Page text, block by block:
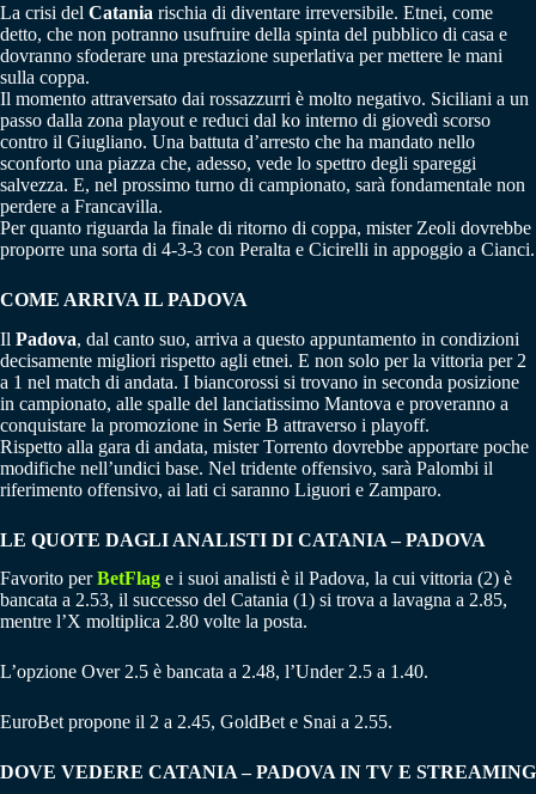
La crisi del Catania rischia di diventare irreversibile. Etnei, come
detto, che non potranno usufruire della spinta del pubblico di casa e
dovranno sfoderare una prestazione superlativa per mettere le mani
sulla coppa.
Il momento attraversato dai rossazzurri è molto negativo. Siciliani a un
passo dalla zona playout e reduci dal ko interno di giovedì scorso
contro il Giugliano. Una battuta d’arresto che ha mandato nello
sconforto una piazza che, adesso, vede lo spettro degli spareggi
salvezza. E, nel prossimo turno di campionato, sarà fondamentale non
perdere a Francavilla.
Per quanto riguarda la finale di ritorno di coppa, mister Zeoli dovrebbe
proporre una sorta di 4-3-3 con Peralta e Cicirelli in appoggio a Cianci.
COME ARRIVA IL PADOVA
Il Padova, dal canto suo, arriva a questo appuntamento in condizioni
decisamente migliori rispetto agli etnei. E non solo per la vittoria per 2
a 1 nel match di andata. I biancorossi si trovano in seconda posizione
in campionato, alle spalle del lanciatissimo Mantova e proveranno a
conquistare la promozione in Serie B attraverso i playoff.
Rispetto alla gara di andata, mister Torrento dovrebbe apportare poche
modifiche nell’undici base. Nel tridente offensivo, sarà Palombi il
riferimento offensivo, ai lati ci saranno Liguori e Zamparo.
LE QUOTE DAGLI ANALISTI DI CATANIA – PADOVA
Favorito perBetFlag e i suoi analisti è il Padova, la cui vittoria (2) è
bancata a 2.53, il successo del Catania (1) si trova a lavagna a 2.85,
mentre l’X moltiplica 2.80 volte la posta.
L’opzione Over 2.5 è bancata a 2.48, l’Under 2.5 a 1.40.
EuroBet propone il 2 a 2.45, GoldBet e Snai a 2.55.
DOVE VEDERE CATANIA – PADOVA IN TV E STREAMING